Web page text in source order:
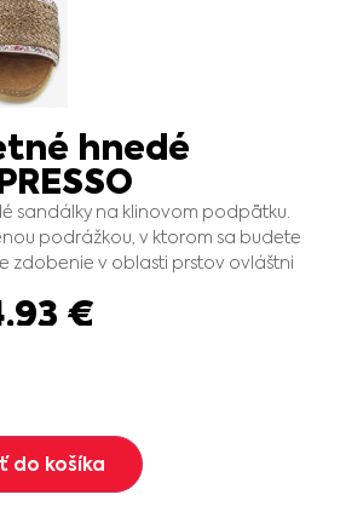
hnedé
sandálky na klinovom podpätku.
podrážkou, v ktorom sa budete
zdobenie v oblasti prstov ovláštni
€
do košíka